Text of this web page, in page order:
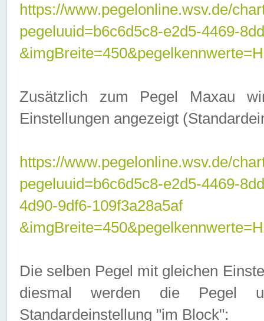
https://www.pegelonline.wsv.de/
pegeluuid=b6c6d5c8-e2d5-4469-
Zusätzlich zum Pegel Maxau
Einstellungen angezeigt
https://www.pegelonline.wsv.de/
pegeluuid=b6c6d5c8-e2d5-4469-
4d90-9df6-109f3a28a5af
Die selben Pegel mit gleichen
diesmal werden die Pegel
Standardeinstellung "im Block":